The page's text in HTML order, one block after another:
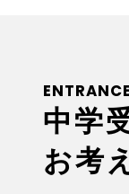
中学
お考